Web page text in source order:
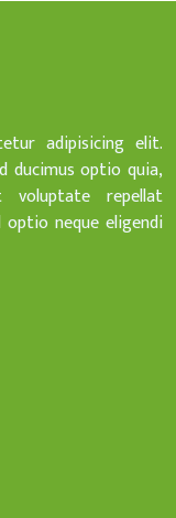
adipisicing elit.
ducimus optio quia,
voluptate repellat
optio neque eligendi